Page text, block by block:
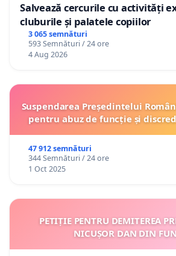
Salvează cercurile cu activități
cluburile și palatele copiilor
3 065 semnături
593 Semnături / 24 ore
4 Aug 2026
Suspendarea Președintelui
pentru abuz de funcție și
47 912 semnături
344 Semnături / 24 ore
1 Oct 2025
PETIȚIE PENTRU DEMITEREA
NICUȘOR DAN DIN